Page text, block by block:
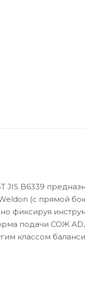
JIS B6339
(с прямой
фиксируя
подачи СОЖ AD,
классом